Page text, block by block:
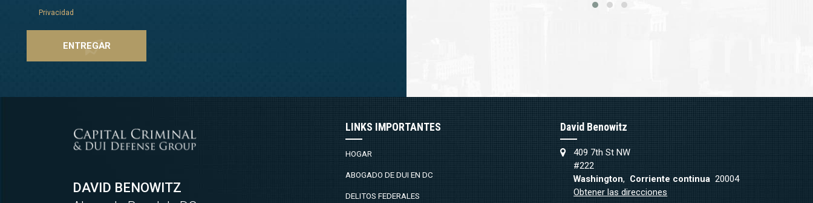
Privacidad .
DAVID BENOWITZ
LINKS IMPORTANTES
HOGAR
ABOGADO DE DUI EN DC
DELITOS FEDERALES
David Benowitz
409 7th St NW
#222
Washington, Corriente continua 20004
Obtener las direcciones